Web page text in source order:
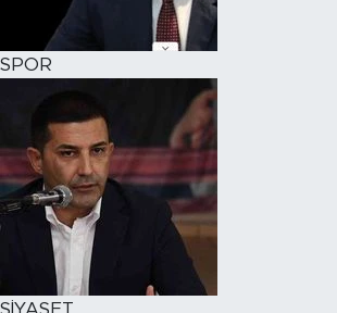
SPOR
SİYASET